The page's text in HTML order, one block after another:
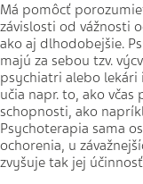
Má pomôcť
závislosti od vážnosti
ako aj dlhodobejšie.
majú za sebou tzv.
psychiatri alebo lekári
učia napr. to, ako
schopnosti, ako
Psychoterapia sama
ochorenia, u
zvyšuje tak jej